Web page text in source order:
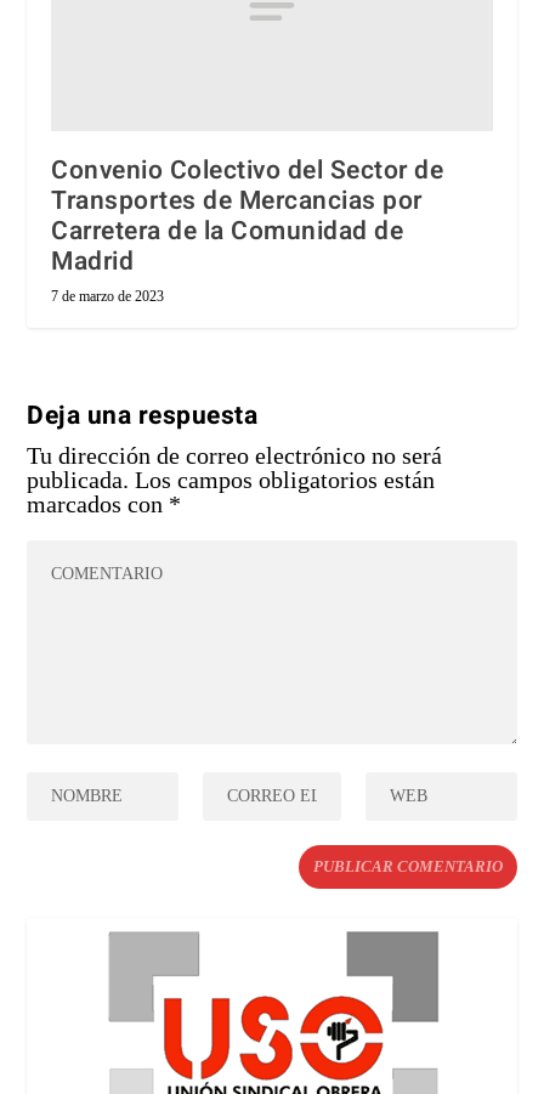
Convenio Colectivo del Sector de
Transportes de Mercancias por
Carretera de la Comunidad de
Madrid
7 de marzo de 2023
Deja una respuesta
Tu dirección de correo electrónico no será
publicada. Los campos obligatorios están
marcados con *